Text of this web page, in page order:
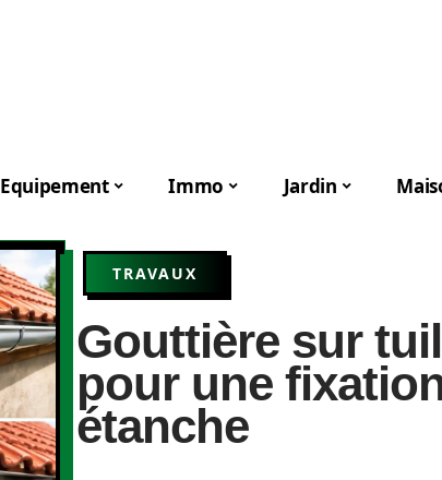
Equipement Immo Jardin
TRAVAUX
Gouttière sur
pour une
étanche